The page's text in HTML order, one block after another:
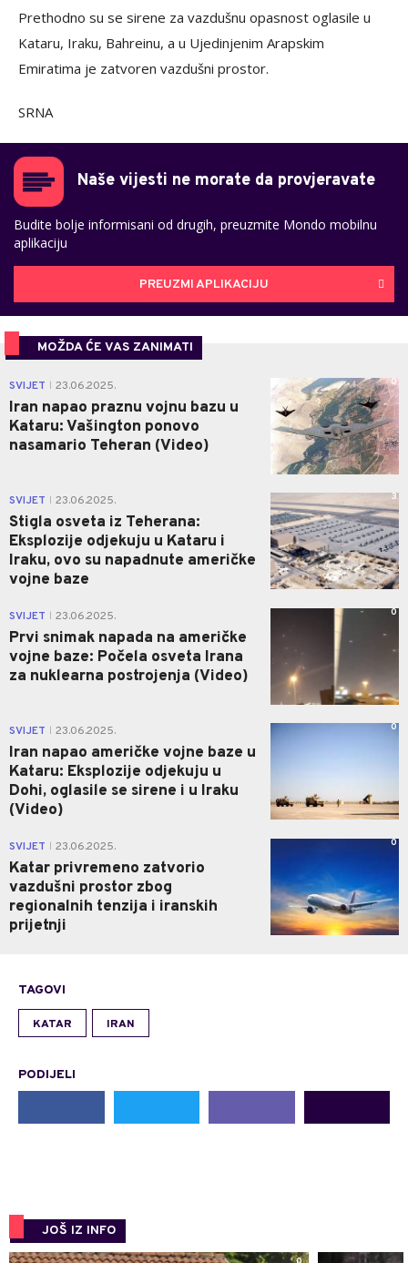
Prethodno su se sirene za vazdušnu opasnost oglasile u
Kataru, Iraku, Bahreinu, a u Ujedinjenim Arapskim
Emiratima je zatvoren vazdušni prostor.
SRNA
Naše vijesti ne morate da provjeravate
Budite bolje informisani od drugih, preuzmite Mondo mobilnu
aplikaciju
PREUZMI APLIKACIJU
MOŽDA ĆE VAS ZANIMATI
SVIJET 23.06.2025.
Iran napao praznu vojnu bazu u
Kataru: Vašington ponovo
nasamario Teheran (Video)
0
SVIJET 23.06.2025.
Stigla osveta iz Teherana:
Eksplozije odjekuju u Kataru i
Iraku, ovo su napadnute američke
vojne baze
3
SVIJET 23.06.2025.
Prvi snimak napada na američke
vojne baze: Počela osveta Irana
za nuklearna postrojenja (Video)
0
SVIJET 23.06.2025.
Iran napao američke vojne baze u
Kataru: Eksplozije odjekuju u
Dohi, oglasile se sirene i u Iraku
(Video)
0
SVIJET 23.06.2025.
Katar privremeno zatvorio
vazdušni prostor zbog
regionalnih tenzija i iranskih
prijetnji
0
TAGOVI
KATAR IRAN
PODIJELI
JOŠ IZ INFO